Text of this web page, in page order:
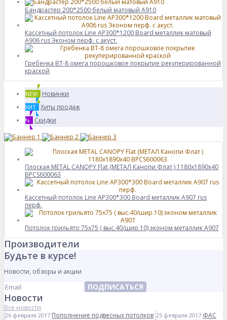
Бандрастер 200*2500 белый матовый А910
Кассетный потолок Line AP300*1200 Board металлик матовый
А906 rus Эконом перф. с акуст.
Гребенка BT-8 омега порошковое покрытие рекуперированной
краской
NEW Новинки
ХИТ Хиты продаж
% Скидки
Плоская METAL CANOPY Flat (МЕТАЛ Канопи Флат ) 1180x1890x40
BPCS600063
Кассетный потолок Line AP300*300 Board металлик А907 rus
перф.
Потолок грильято 75х75 ( выс.40/шир.10) эконом металлик А907
Производители
Будьте в курсе!
Новости, обзоры и акции
ПОДПИСАТЬСЯ
Новости
Все новости
26 февраля 2017 Пополнение подвесных потолков 25 февраля 2017 ФАС